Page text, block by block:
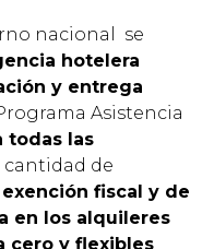
nacional se
hotelera
y entrega
Asistencia
todas las
de
exención fiscal y de
en los alquileres
cero y flexibles